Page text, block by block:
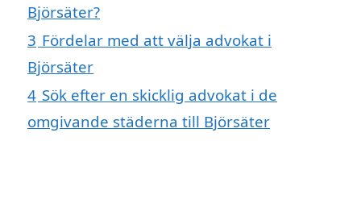
Björsäter?
3 Fördelar med att välja advokat i
Björsäter
4 Sök efter en skicklig advokat i de
omgivande städerna till Björsäter